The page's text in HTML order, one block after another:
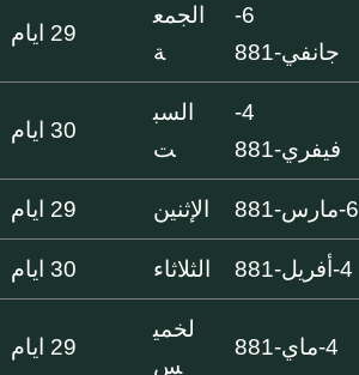
6-
جانفي-881
الجمع
ة
29 ايام
4-
فيفري-881
السب
ت
30 ايام
6-مارس-881 الإثنين 29 ايام
4-أفريل-881 الثلاثاء 30 ايام
4-ماي-881
لخمي
س
29 ايام